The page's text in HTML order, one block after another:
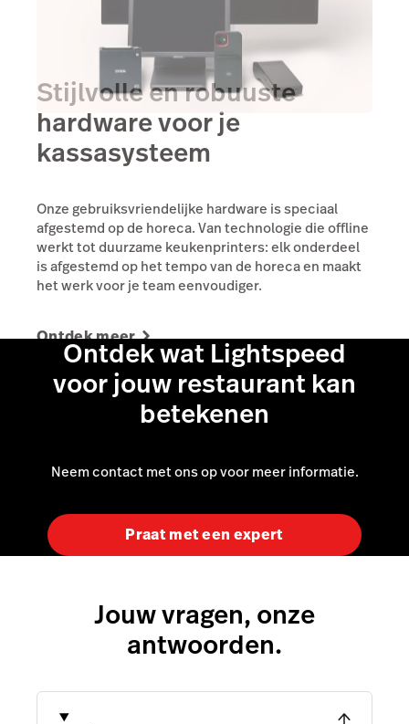
Stijlvolle en robuuste
hardware voor je
kassasysteem
Onze gebruiksvriendelijke hardware is speciaal
afgestemd op de horeca. Van technologie die offline
werkt tot duurzame keukenprinters: elk onderdeel
is afgestemd op het tempo van de horeca en maakt
het werk voor je team eenvoudiger.
Ontdek meer
Ontdek wat Lightspeed
voor jouw restaurant kan
betekenen
Neem contact met ons op voor meer informatie.
Praat met een expert
Jouw vragen, onze
antwoorden.